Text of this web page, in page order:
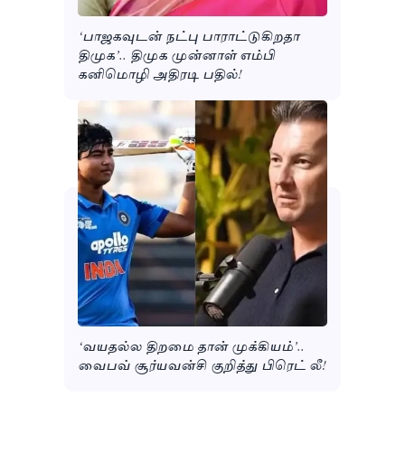
‘பாஜகவுடன் நட்பு பாராட்டுகிறதா
திமுக’.. திமுக முன்னாள் எம்பி
கனிமொழி அதிரடி பதில்!
‘வயதல்ல திறமை தான் முக்கியம்’..
வைபவ் சூர்யவன்சி குறித்து பிரெட் லீ!